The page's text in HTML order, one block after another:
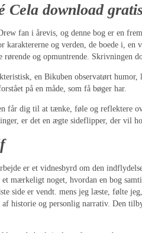
Cela download
fan i årevis, og denne bog er en
karaktererne og verden, de boede i,
rørende og opmuntrende. Skrivningen
en Bikuben observatørt
på en måde, som få bøger har.
får dig til at tænke, føle og reflektere
er det en ægte sideflipper, der vil
er et vidnesbyrd om den
et mærkeligt noget, hvordan en bog
side er vendt. mens jeg læste, følte
af historie og personlig narrativ. Den